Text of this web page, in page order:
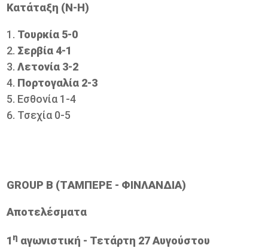
Κατάταξη (Ν-Η)
Τουρκία 5-0
Σερβία 4-1
Λετονία 3-2
Πορτογαλία 2-3
Εσθονία 1-4
Τσεχία 0-5
GROUP B (ΤAΜΠΕΡΕ - ΦΙΝΛΑΝΔIΑ)
Aποτελέσματα
1 η αγωνιστική - Τετάρτη 27 Αυγούστου